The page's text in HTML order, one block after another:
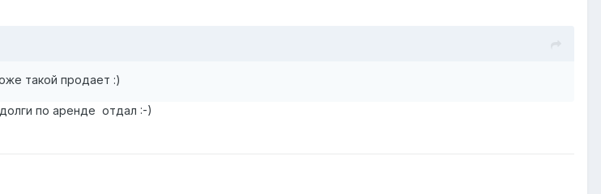
такой продает :)
по аренде отдал :-)